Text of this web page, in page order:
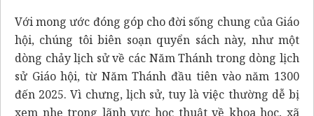
Với mong ước đóng góp cho đời sống chung của Giáo
hội, chúng tôi biên soạn quyển sách này, như một
dòng chảy lịch sử về các Năm Thánh trong dòng lịch
sử Giáo hội, từ Năm Thánh đầu tiên vào năm 1300
đến 2025. Vì chưng, lịch sử, tuy là việc thường dễ bị
xem nhẹ trong lãnh vực học thuật về khoa học, xã